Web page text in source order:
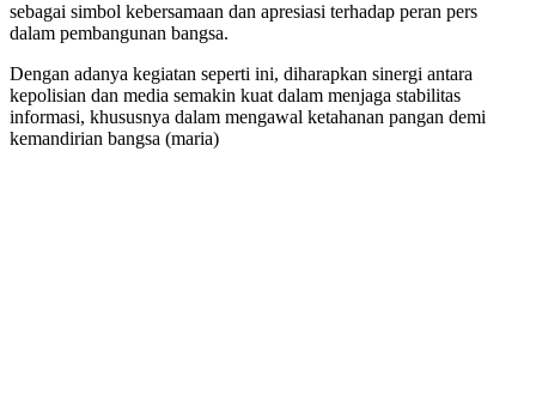
sebagai simbol kebersamaan dan apresiasi terhadap peran pers
dalam pembangunan bangsa.
Dengan adanya kegiatan seperti ini, diharapkan sinergi antara
kepolisian dan media semakin kuat dalam menjaga stabilitas
informasi, khususnya dalam mengawal ketahanan pangan demi
kemandirian bangsa (maria)